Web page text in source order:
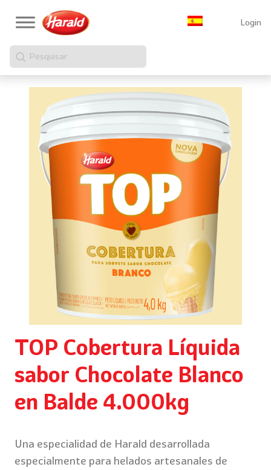
Login
Pesquisar
TOP Cobertura Líquida
sabor Chocolate Blanco
en Balde 4.000kg
Una especialidad de Harald desarrollada
especialmente para helados artesanales de